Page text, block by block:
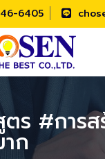
6405
ร #การส
ก